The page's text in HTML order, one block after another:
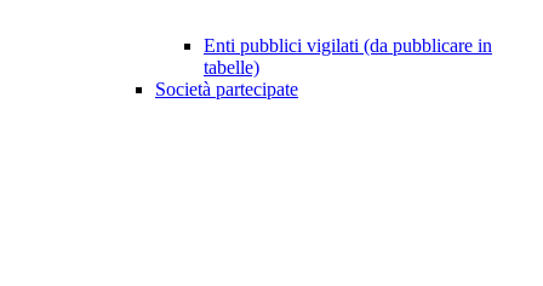
Enti pubblici vigilati (da pubblicare in
tabelle)
Società partecipate